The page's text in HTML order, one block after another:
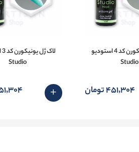
لاک ژل یونیکورن کد 4 استودیو
Studio
451٬304 تومان
Studio
451٬304